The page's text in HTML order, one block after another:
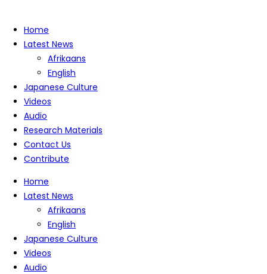
Home
Latest News
Afrikaans
English
Japanese Culture
Videos
Audio
Research Materials
Contact Us
Contribute
Home
Latest News
Afrikaans
English
Japanese Culture
Videos
Audio